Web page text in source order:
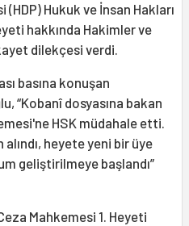
Hukuk ve İnsan Hakları
hakkında Hakimler ve
dilekçesi verdi.
basına konuşan
“Kobanî dosyasına bakan
HSK müdahale etti.
heyete yeni bir üye
geliştirilmeye başlandı”
Mahkemesi 1. Heyeti